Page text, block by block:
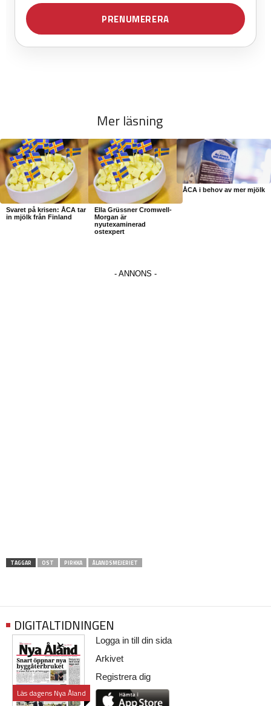
Mer läsning
Svaret på krisen: ÅCA tar
in mjölk från Finland
Ella Grüssner Cromwell-
Morgan är
nyutexaminerad
ostexpert
ÅCA i behov av mer mjölk
TAGGAR OST PIRKKA ÅLANDSMEJERIET
DIGITALTIDNINGEN
Läs dagens Nya Åland
Logga in till din sida
Arkivet
Registrera dig